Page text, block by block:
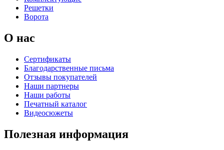
Решетки
Ворота
О нас
Сертификаты
Благодарственные письма
Отзывы покупателей
Наши партнеры
Наши работы
Печатный каталог
Видеосюжеты
Полезная информация